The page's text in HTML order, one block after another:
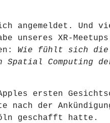
angemeldet. Und
unseres XR-
Wie fühlt sich die
Computing
ersten
nach der
geschafft hatte.